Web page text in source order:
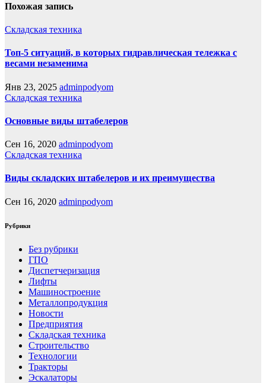
Похожая запись
Складская техника
Топ-5 ситуаций, в которых гидравлическая тележка с
весами незаменима
Янв 23, 2025 adminpodyom
Складская техника
Основные виды штабелеров
Сен 16, 2020 adminpodyom
Складская техника
Виды складских штабелеров и их преимущества
Сен 16, 2020 adminpodyom
Рубрики
Без рубрики
ГПО
Диспетчеризация
Лифты
Машиностроение
Металлопродукция
Новости
Предприятия
Складская техника
Строительство
Технологии
Тракторы
Эскалаторы